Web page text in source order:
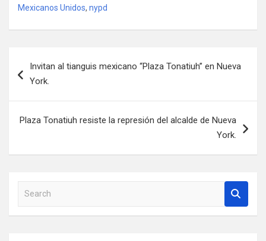
Mexicanos Unidos, nypd
navigation
Invitan al tianguis mexicano “Plaza Tonatiuh” en Nueva
York.
Plaza Tonatiuh resiste la represión del alcalde de Nueva
York.
a